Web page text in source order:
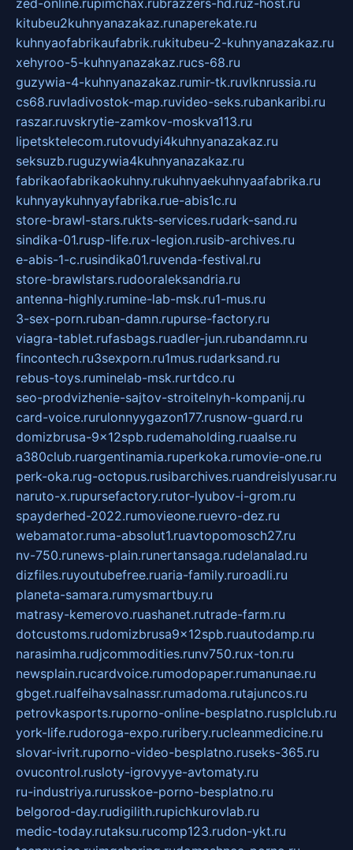
zed-online.rupimchax.rubrazzers-hd.ruz-host.ru
kitubeu2kuhnyanazakaz.runaperekate.ru
kuhnyaofabrikaufabrik.rukitubeu-2-kuhnyanazakaz.ru
xehyroo-5-kuhnyanazakaz.rucs-68.ru
guzywia-4-kuhnyanazakaz.rumir-tk.ruvlknrussia.ru
cs68.ruvladivostok-map.ruvideo-seks.rubankaribi.ru
raszar.ruvskrytie-zamkov-moskva113.ru
lipetsktelecom.rutovudyi4kuhnyanazakaz.ru
seksuzb.ruguzywia4kuhnyanazakaz.ru
fabrikaofabrikaokuhny.rukuhnyaekuhnyaafabrika.ru
kuhnyaykuhnyayfabrika.rue-abis1c.ru
store-brawl-stars.rukts-services.rudark-sand.ru
sindika-01.rusp-life.rux-legion.rusib-archives.ru
e-abis-1-c.rusindika01.ruvenda-festival.ru
store-brawlstars.rudooraleksandria.ru
antenna-highly.rumine-lab-msk.ru1-mus.ru
3-sex-porn.ruban-damn.rupurse-factory.ru
viagra-tablet.rufasbags.ruadler-jun.rubandamn.ru
fincontech.ru3sexporn.ru1mus.rudarksand.ru
rebus-toys.ruminelab-msk.rurtdco.ru
seo-prodvizhenie-sajtov-stroitelnyh-kompanij.ru
card-voice.rurulonnyygazon177.rusnow-guard.ru
domizbrusa-9x12spb.rudemaholding.ruaalse.ru
a380club.ruargentinamia.ruperkoka.rumovie-one.ru
perk-oka.rug-octopus.rusibarchives.ruandreislyusar.ru
naruto-x.rupursefactory.rutor-lyubov-i-grom.ru
spayderhed-2022.rumovieone.ruevro-dez.ru
webamator.ruma-absolut1.ruavtopomosch27.ru
nv-750.runews-plain.runertansaga.rudelanalad.ru
dizfiles.ruyoutubefree.ruaria-family.ruroadli.ru
planeta-samara.rumysmartbuy.ru
matrasy-kemerovo.ruashanet.rutrade-farm.ru
dotcustoms.rudomizbrusa9x12spb.ruautodamp.ru
narasimha.rudjcommodities.runv750.rux-ton.ru
newsplain.rucardvoice.rumodopaper.rumanunae.ru
gbget.rualfeihavsalnassr.rumadoma.rutajuncos.ru
petrovkasports.ruporno-online-besplatno.rusplclub.ru
york-life.rudoroga-expo.ruribery.rucleanmedicine.ru
slovar-ivrit.ruporno-video-besplatno.ruseks-365.ru
ovucontrol.rusloty-igrovyye-avtomaty.ru
ru-industriya.rurusskoe-porno-besplatno.ru
belgorod-day.rudigilith.rupichkurovlab.ru
medic-today.rutaksu.rucomp123.rudon-ykt.ru